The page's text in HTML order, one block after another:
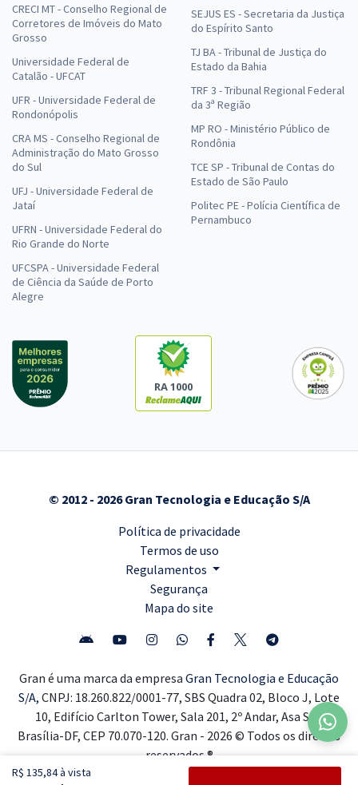
R$ 135,84 à vista
CRECI MT - Conselho Regional de
Corretores de Imóveis do Mato
Grosso
Universidade Federal de
Catalão - UFCAT
UFR - Universidade Federal de
Rondonópolis
CRA MS - Conselho Regional de
Administração do Mato Grosso
do Sul
UFJ - Universidade Federal de
Jataí
UFRN - Universidade Federal do
Rio Grande do Norte
UFCSPA - Universidade Federal
de Ciência da Saúde de Porto
Alegre
SEJUS ES - Secretaria da Justiça
do Espírito Santo
TJ BA - Tribunal de Justiça do
Estado da Bahia
TRF 3 - Tribunal Regional Federal
da 3ª Região
MP RO - Ministério Público de
Rondônia
TCE SP - Tribunal de Contas do
Estado de São Paulo
Politec PE - Polícia Científica de
Pernambuco
RA 1000
© 2012 - 2026 Gran Tecnologia e Educação S/A
Política de privacidade
Termos de uso
Regulamentos
Segurança
Mapa do site
Gran é uma marca da empresa Gran Tecnologia e Educação
S/A, CNPJ: 18.260.822/0001-77, SBS Quadra 02, Bloco J, Lote
10, Edifício Carlton Tower, Sala 201, 2º Andar, Asa Sul,
Brasília-DF, CEP 70.070-120. Gran - 2026 © Todos os direitos
reservados ®